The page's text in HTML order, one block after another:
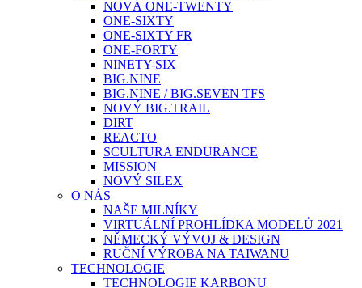
NOVÁ ONE-TWENTY
ONE-SIXTY
ONE-SIXTY FR
ONE-FORTY
NINETY-SIX
BIG.NINE
BIG.NINE / BIG.SEVEN TFS
NOVÝ BIG.TRAIL
DIRT
REACTO
SCULTURA ENDURANCE
MISSION
NOVÝ SILEX
O NÁS
NAŠE MILNÍKY
VIRTUÁLNÍ PROHLÍDKA MODELŮ 2021
NĚMECKÝ VÝVOJ & DESIGN
RUČNÍ VÝROBA NA TAIWANU
TECHNOLOGIE
TECHNOLOGIE KARBONU